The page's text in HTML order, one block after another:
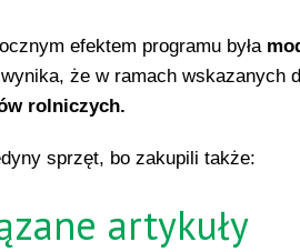
efektem programu była
że w ramach wskazanych
rolniczych.
sprzęt, bo zakupili także:
artykuły